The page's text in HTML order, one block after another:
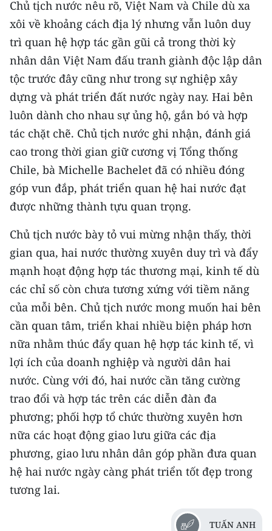
ENGLISH
中文
FRANÇAIS
РУССКИЙ
한국어
Chủ tịch nước nêu rõ, Việt Nam và Chile dù xa
xôi về khoảng cách địa lý nhưng vẫn luôn duy
trì quan hệ hợp tác gần gũi cả trong thời kỳ
nhân dân Việt Nam đấu tranh giành độc lập dân
tộc trước đây cũng như trong sự nghiệp xây
dựng và phát triển đất nước ngày nay. Hai bên
luôn dành cho nhau sự ủng hộ, gắn bó và hợp
tác chặt chẽ. Chủ tịch nước ghi nhận, đánh giá
cao trong thời gian giữ cương vị Tổng thống
Chile, bà Michelle Bachelet đã có nhiều đóng
góp vun đắp, phát triển quan hệ hai nước đạt
được những thành tựu quan trọng.
Chủ tịch nước bày tỏ vui mừng nhận thấy, thời
gian qua, hai nước thường xuyên duy trì và đẩy
mạnh hoạt động hợp tác thương mại, kinh tế dù
các chỉ số còn chưa tương xứng với tiềm năng
của mỗi bên. Chủ tịch nước mong muốn hai bên
cần quan tâm, triển khai nhiều biện pháp hơn
nữa nhằm thúc đẩy quan hệ hợp tác kinh tế, vì
lợi ích của doanh nghiệp và người dân hai
nước. Cùng với đó, hai nước cần tăng cường
trao đổi và hợp tác trên các diễn đàn đa
phương; phối hợp tổ chức thường xuyên hơn
nữa các hoạt động giao lưu giữa các địa
phương, giao lưu nhân dân góp phần đưa quan
hệ hai nước ngày càng phát triển tốt đẹp trong
tương lai.
TUẤN ANH